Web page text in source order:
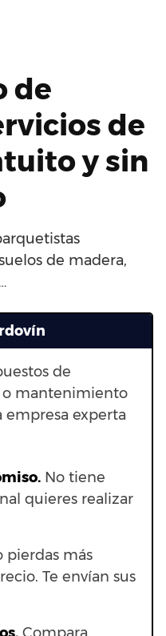
de
de
y sin
de madera,
de
o mantenimiento
experta
No tiene
quieres realizar
pierdas más
Te envían sus